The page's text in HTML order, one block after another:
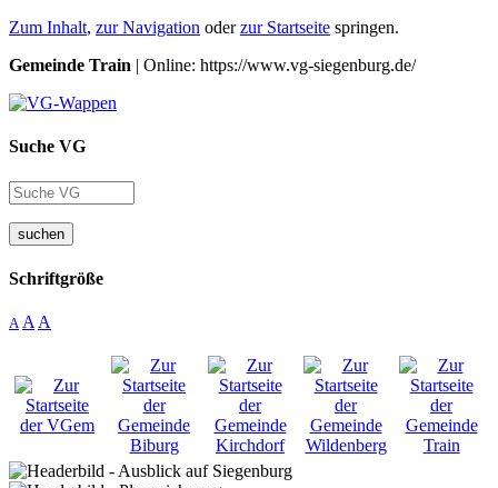
Zum Inhalt, zur Navigation oderzur Startseite springen.
Gemeinde Train | Online: https://www.vg-siegenburg.de/
Suche VG
suchen
Schriftgröße
A A A